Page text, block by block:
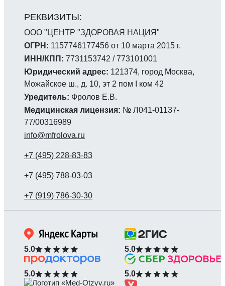
ООО "ЦЕНТР "ЗДОРОВАЯ НАЦИЯ"
ОГРН: 1157746177456 от 10 марта 2015 г.
ИНН/КПП: 7731153742 / 773101001
Юридический адрес: 121374, город Москва,
Можайское ш., д. 10, эт 2 пом I ком 42
Уредитель: Фролов Е.В.
Медицинская лицензия: № Л041-01137-
77/00316989
info@mfrolova.ru
5.0 5.0
5.0 5.0